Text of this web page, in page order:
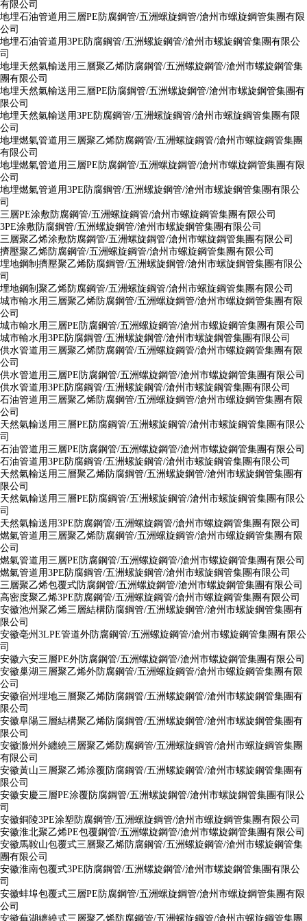
有限公司
地埋石油管道用三層PE防腐鋼管/五洲螺旋鋼管/滄州市螺旋鋼管集團有限
公司
地埋石油管道用3PE防腐鋼管/五洲螺旋鋼管/滄州市螺旋鋼管集團有限公
司
地埋天然氣輸送用三層聚乙烯防腐鋼管/五洲螺旋鋼管/滄州市螺旋鋼管集
團有限公司
地埋天然氣輸送用三層PE防腐鋼管/五洲螺旋鋼管/滄州市螺旋鋼管集團有
限公司
地埋天然氣輸送用3PE防腐鋼管/五洲螺旋鋼管/滄州市螺旋鋼管集團有限
公司
地埋燃氣管道用三層聚乙烯防腐鋼管/五洲螺旋鋼管/滄州市螺旋鋼管集團
有限公司
地埋燃氣管道用三層PE防腐鋼管/五洲螺旋鋼管/滄州市螺旋鋼管集團有限
公司
地埋燃氣管道用3PE防腐鋼管/五洲螺旋鋼管/滄州市螺旋鋼管集團有限公
司
三層PE涂敷防腐鋼管/五洲螺旋鋼管/滄州市螺旋鋼管集團有限公司
3PE涂敷防腐鋼管/五洲螺旋鋼管/滄州市螺旋鋼管集團有限公司
三層聚乙烯涂敷防腐鋼管/五洲螺旋鋼管/滄州市螺旋鋼管集團有限公司
擠壓聚乙烯防腐鋼管/五洲螺旋鋼管/滄州市螺旋鋼管集團有限公司
埋地鋼制擠壓聚乙烯防腐鋼管/五洲螺旋鋼管/滄州市螺旋鋼管集團有限公
司
埋地鋼制聚乙烯防腐鋼管/五洲螺旋鋼管/滄州市螺旋鋼管集團有限公司
城市輸水用三層聚乙烯防腐鋼管/五洲螺旋鋼管/滄州市螺旋鋼管集團有限
公司
城市輸水用三層PE防腐鋼管/五洲螺旋鋼管/滄州市螺旋鋼管集團有限公司
城市輸水用3PE防腐鋼管/五洲螺旋鋼管/滄州市螺旋鋼管集團有限公司
供水管道用三層聚乙烯防腐鋼管/五洲螺旋鋼管/滄州市螺旋鋼管集團有限
公司
供水管道用三層PE防腐鋼管/五洲螺旋鋼管/滄州市螺旋鋼管集團有限公司
供水管道用3PE防腐鋼管/五洲螺旋鋼管/滄州市螺旋鋼管集團有限公司
石油管道用三層聚乙烯防腐鋼管/五洲螺旋鋼管/滄州市螺旋鋼管集團有限
公司
天然氣輸送用三層PE防腐鋼管/五洲螺旋鋼管/滄州市螺旋鋼管集團有限公
司
石油管道用三層PE防腐鋼管/五洲螺旋鋼管/滄州市螺旋鋼管集團有限公司
石油管道用3PE防腐鋼管/五洲螺旋鋼管/滄州市螺旋鋼管集團有限公司
天然氣輸送用三層聚乙烯防腐鋼管/五洲螺旋鋼管/滄州市螺旋鋼管集團有
限公司
天然氣輸送用三層PE防腐鋼管/五洲螺旋鋼管/滄州市螺旋鋼管集團有限公
司
天然氣輸送用3PE防腐鋼管/五洲螺旋鋼管/滄州市螺旋鋼管集團有限公司
燃氣管道用三層聚乙烯防腐鋼管/五洲螺旋鋼管/滄州市螺旋鋼管集團有限
公司
燃氣管道用三層PE防腐鋼管/五洲螺旋鋼管/滄州市螺旋鋼管集團有限公司
燃氣管道用3PE防腐鋼管/五洲螺旋鋼管/滄州市螺旋鋼管集團有限公司
三層聚乙烯包覆式防腐鋼管/五洲螺旋鋼管/滄州市螺旋鋼管集團有限公司
高密度聚乙烯3PE防腐鋼管/五洲螺旋鋼管/滄州市螺旋鋼管集團有限公司
安徽池州聚乙烯三層結構防腐鋼管/五洲螺旋鋼管/滄州市螺旋鋼管集團有
限公司
安徽亳州3LPE管道外防腐鋼管/五洲螺旋鋼管/滄州市螺旋鋼管集團有限公
司
安徽六安三層PE外防腐鋼管/五洲螺旋鋼管/滄州市螺旋鋼管集團有限公司
安徽巢湖三層聚乙烯外防腐鋼管/五洲螺旋鋼管/滄州市螺旋鋼管集團有限
公司
安徽宿州埋地三層聚乙烯防腐鋼管/五洲螺旋鋼管/滄州市螺旋鋼管集團有
限公司
安徽阜陽三層結構聚乙烯防腐鋼管/五洲螺旋鋼管/滄州市螺旋鋼管集團有
限公司
安徽滁州外纏繞三層聚乙烯防腐鋼管/五洲螺旋鋼管/滄州市螺旋鋼管集團
有限公司
安徽黃山三層聚乙烯涂覆防腐鋼管/五洲螺旋鋼管/滄州市螺旋鋼管集團有
限公司
安徽安慶三層PE涂覆防腐鋼管/五洲螺旋鋼管/滄州市螺旋鋼管集團有限公
司
安徽銅陵3PE涂塑防腐鋼管/五洲螺旋鋼管/滄州市螺旋鋼管集團有限公司
安徽淮北聚乙烯PE包覆鋼管/五洲螺旋鋼管/滄州市螺旋鋼管集團有限公司
安徽馬鞍山包覆式三層聚乙烯防腐鋼管/五洲螺旋鋼管/滄州市螺旋鋼管集
團有限公司
安徽淮南包覆式3PE防腐鋼管/五洲螺旋鋼管/滄州市螺旋鋼管集團有限公
司
安徽蚌埠包覆式三層PE防腐鋼管/五洲螺旋鋼管/滄州市螺旋鋼管集團有限
公司
安徽蕪湖纏繞式三層聚乙烯防腐鋼管/五洲螺旋鋼管/滄州市螺旋鋼管集團